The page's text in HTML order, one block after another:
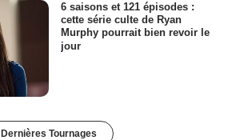
6 saisons et 121 épisodes :
cette série culte de Ryan
Murphy pourrait bien revoir le
jour
Dernières Tournages